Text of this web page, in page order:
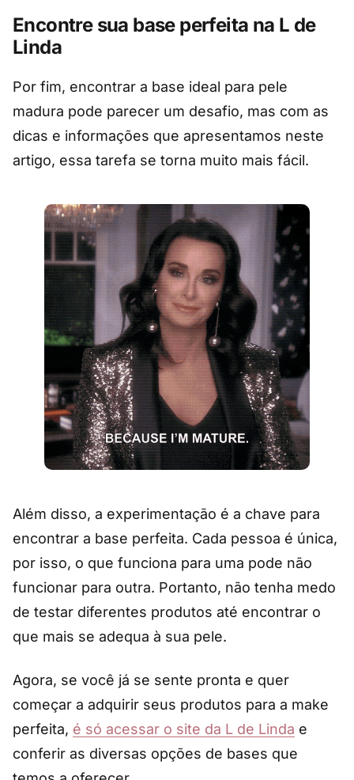
Encontre sua base perfeita na L de
Linda
Por fim, encontrar a base ideal para pele
madura pode parecer um desafio, mas com as
dicas e informações que apresentamos neste
artigo, essa tarefa se torna muito mais fácil.
Além disso, a experimentação é a chave para
encontrar a base perfeita. Cada pessoa é única,
por isso, o que funciona para uma pode não
funcionar para outra. Portanto, não tenha medo
de testar diferentes produtos até encontrar o
que mais se adequa à sua pele.
Agora, se você já se sente pronta e quer
começar a adquirir seus produtos para a make
perfeita, é só acessar o site da L de Linda e
conferir as diversas opções de bases que